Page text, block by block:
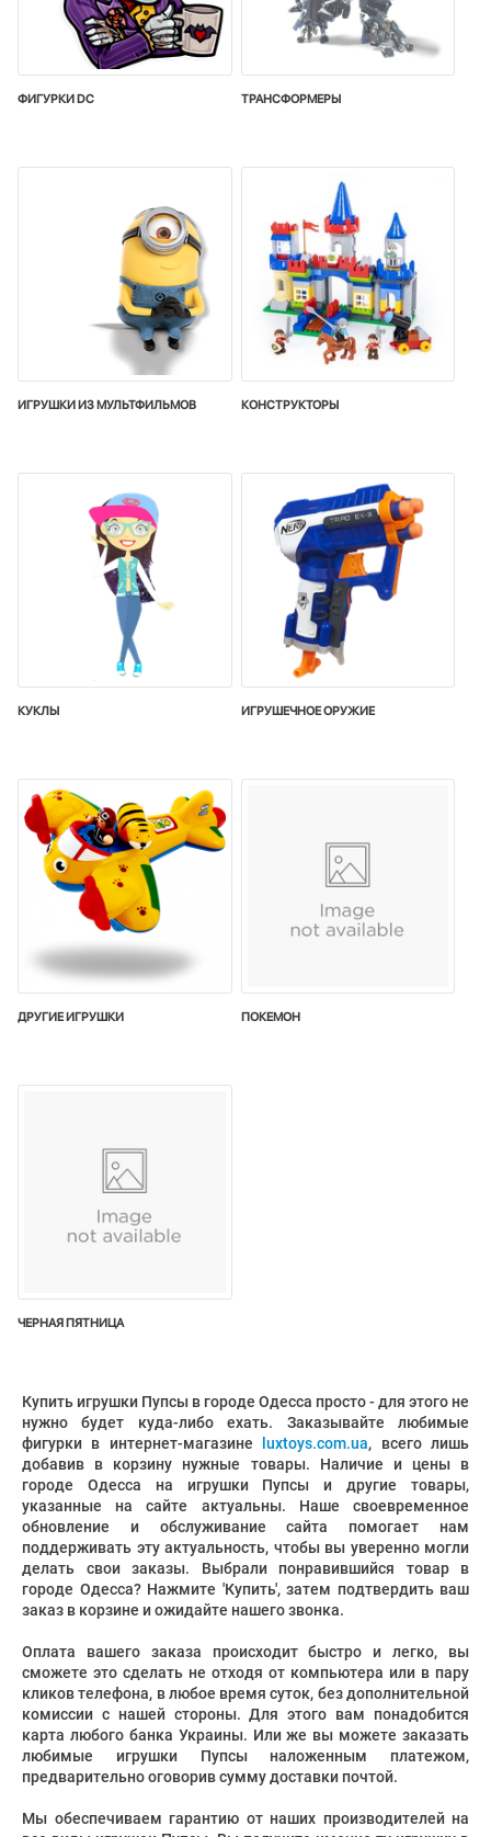
ФИГУРКИ DC ТРАНСФОРМЕРЫ
ИГРУШКИ ИЗ МУЛЬТФИЛЬМОВ КОНСТРУКТОРЫ
КУКЛЫ ИГРУШЕЧНОЕ ОРУЖИЕ
ДРУГИЕ ИГРУШКИ ПОКЕМОН
ЧЕРНАЯ ПЯТНИЦА
Купить игрушки Пупсы в городе Одесса просто - для этого не
нужно будет куда-либо ехать. Заказывайте любимые
фигурки в интернет-магазине luxtoys.com.ua, всего лишь
добавив в корзину нужные товары. Наличие и цены в
городе Одесса на игрушки Пупсы и другие товары,
указанные на сайте актуальны. Наше своевременное
обновление и обслуживание сайта помогает нам
поддерживать эту актуальность, чтобы вы уверенно могли
делать свои заказы. Выбрали понравившийся товар в
городе Одесса? Нажмите 'Купить', затем подтвердить ваш
заказ в корзине и ожидайте нашего звонка.
Оплата вашего заказа происходит быстро и легко, вы
сможете это сделать не отходя от компьютера или в пару
кликов телефона, в любое время суток, без дополнительной
комиссии с нашей стороны. Для этого вам понадобится
карта любого банка Украины. Или же вы можете заказать
любимые игрушки Пупсы наложенным платежом,
предварительно оговорив сумму доставки почтой.
Мы обеспечиваем гарантию от наших производителей на